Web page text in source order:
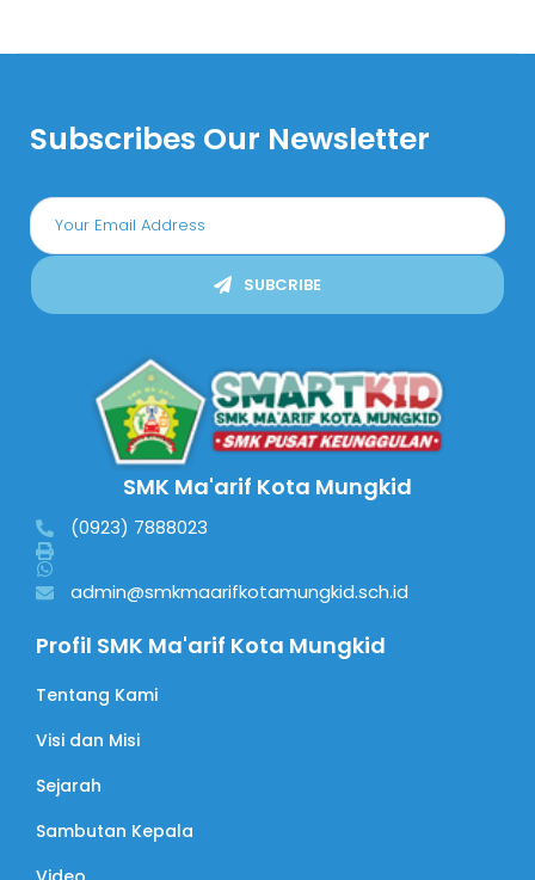
Subscribes Our Newsletter
SUBCRIBE
SMK Ma'arif Kota Mungkid
(0923) 7888023
admin@smkmaarifkotamungkid.sch.id
Profil SMK Ma'arif Kota Mungkid
Tentang Kami
Visi dan Misi
Sejarah
Sambutan Kepala